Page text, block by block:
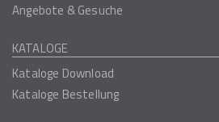
Angebote & Gesuche
KATALOGE
Kataloge Download
Kataloge Bestellung